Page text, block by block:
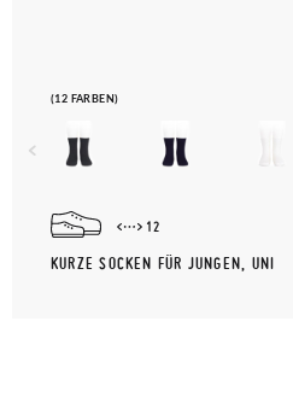
(12 FARBEN)
12
KURZE SOCKEN FÜR JUNGEN, UNI